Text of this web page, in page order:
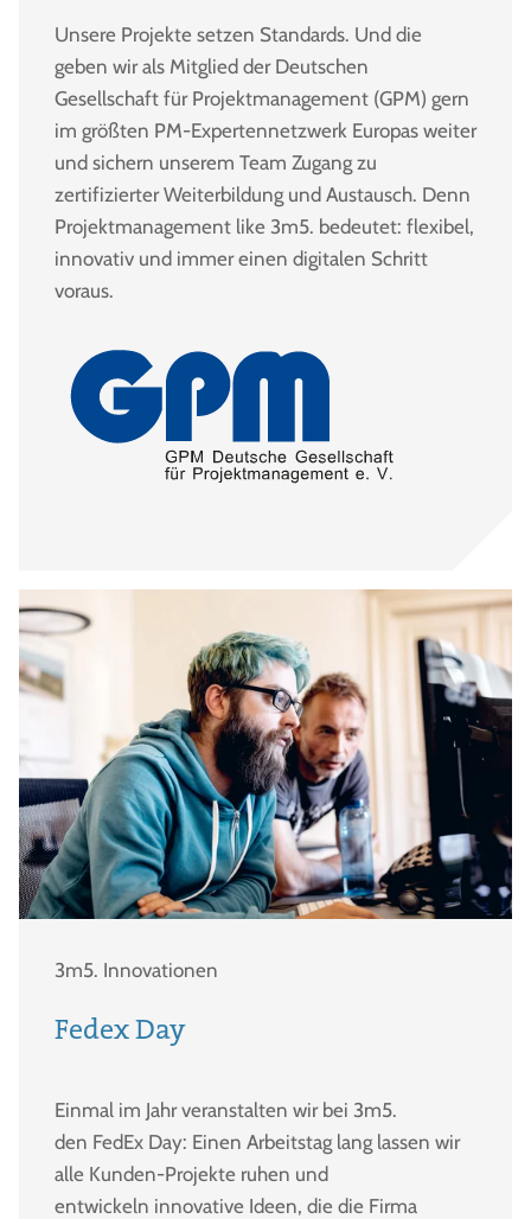
Unsere Projekte setzen Standards. Und die
geben wir als Mitglied der Deutschen
Gesellschaft für Projektmanagement (GPM) gern
im größten PM-Expertennetzwerk Europas weiter
und sichern unserem Team Zugang zu
zertifizierter Weiterbildung und Austausch. Denn
Projektmanagement like 3m5. bedeutet: flexibel,
innovativ und immer einen digitalen Schritt
voraus.
3m5. Innovationen
Fedex Day
Einmal im Jahr veranstalten wir bei 3m5.
den FedEx Day: Einen Arbeitstag lang lassen wir
alle Kunden-Projekte ruhen und
entwickeln innovative Ideen, die die Firma